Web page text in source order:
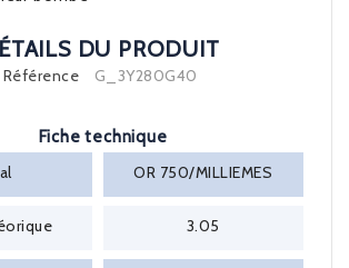
DU PRODUIT
Référence G_3Y280G40
Fiche technique
OR 750/MILLIEMES
3.05